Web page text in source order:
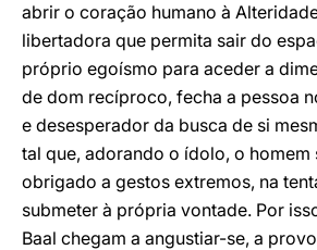
abrir o coração humano à
libertadora que permita sair do
próprio egoísmo para aceder a
de dom recíproco, fecha a pessoa
e desesperador da busca de si
tal que, adorando o ídolo, o homem
obrigado a gestos extremos, na
submeter à própria vontade. Por
Baal chegam a angustiar-se, a